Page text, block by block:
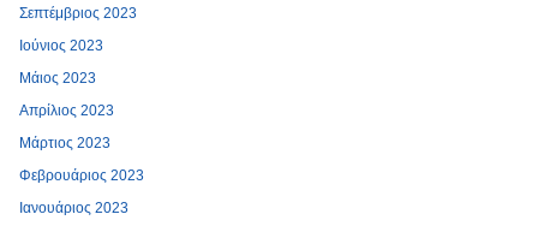
Σεπτέμβριος 2023
Ιούνιος 2023
Μάιος 2023
Απρίλιος 2023
Μάρτιος 2023
Φεβρουάριος 2023
Ιανουάριος 2023